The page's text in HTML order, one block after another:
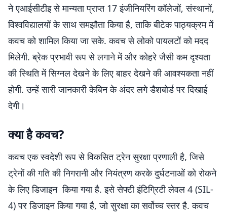
ने एआईसीटीइ से मान्यता प्राप्त 17 इंजीनियरिंग कॉलेजों, संस्थानों,
विश्वविद्यालयों के साथ समझौता किया है, ताकि बीटेक पाठ्यक्रम में
कवच को शामिल किया जा सके. कवच से लोको पायलटों को मदद
मिलेगी. ब्रेक प्रभावी रूप से लगाने में और कोहरे जैसी कम दृश्यता
की स्थिति में सिग्नल देखने के लिए बाहर देखने की आवश्यकता नहीं
होगी. उन्हें सारी जानकारी केबिन के अंदर लगे डैशबोर्ड पर दिखाई
देगी।
क्या है कवच?
कवच एक स्वदेशी रूप से विकसित ट्रेन सुरक्षा प्रणाली है, जिसे
ट्रेनों की गति की निगरानी और नियंत्रण करके दुर्घटनाओं को रोकने
के लिए डिजाइन किया गया है. इसे सेफ्टी इंटिग्रिटी लेवल 4 (SIL-
4) पर डिजाइन किया गया है, जो सुरक्षा का सर्वोच्च स्तर है. कवच